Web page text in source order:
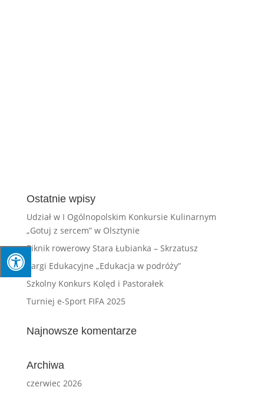
Ostatnie wpisy
Udział w I Ogólnopolskim Konkursie Kulinarnym
„Gotuj z sercem” w Olsztynie
Piknik rowerowy Stara Łubianka – Skrzatusz
Targi Edukacyjne „Edukacja w podróży”
Szkolny Konkurs Kolęd i Pastorałek
Turniej e-Sport FIFA 2025
Najnowsze komentarze
Archiwa
czerwiec 2026